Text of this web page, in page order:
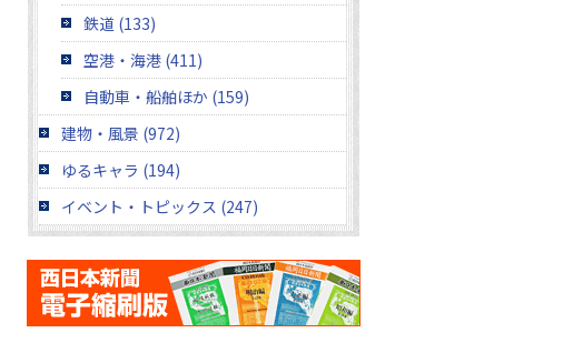
鉄道 (133)
空港・海港 (411)
自動車・船舶ほか (159)
建物・風景 (972)
ゆるキャラ (194)
イベント・トピックス (247)